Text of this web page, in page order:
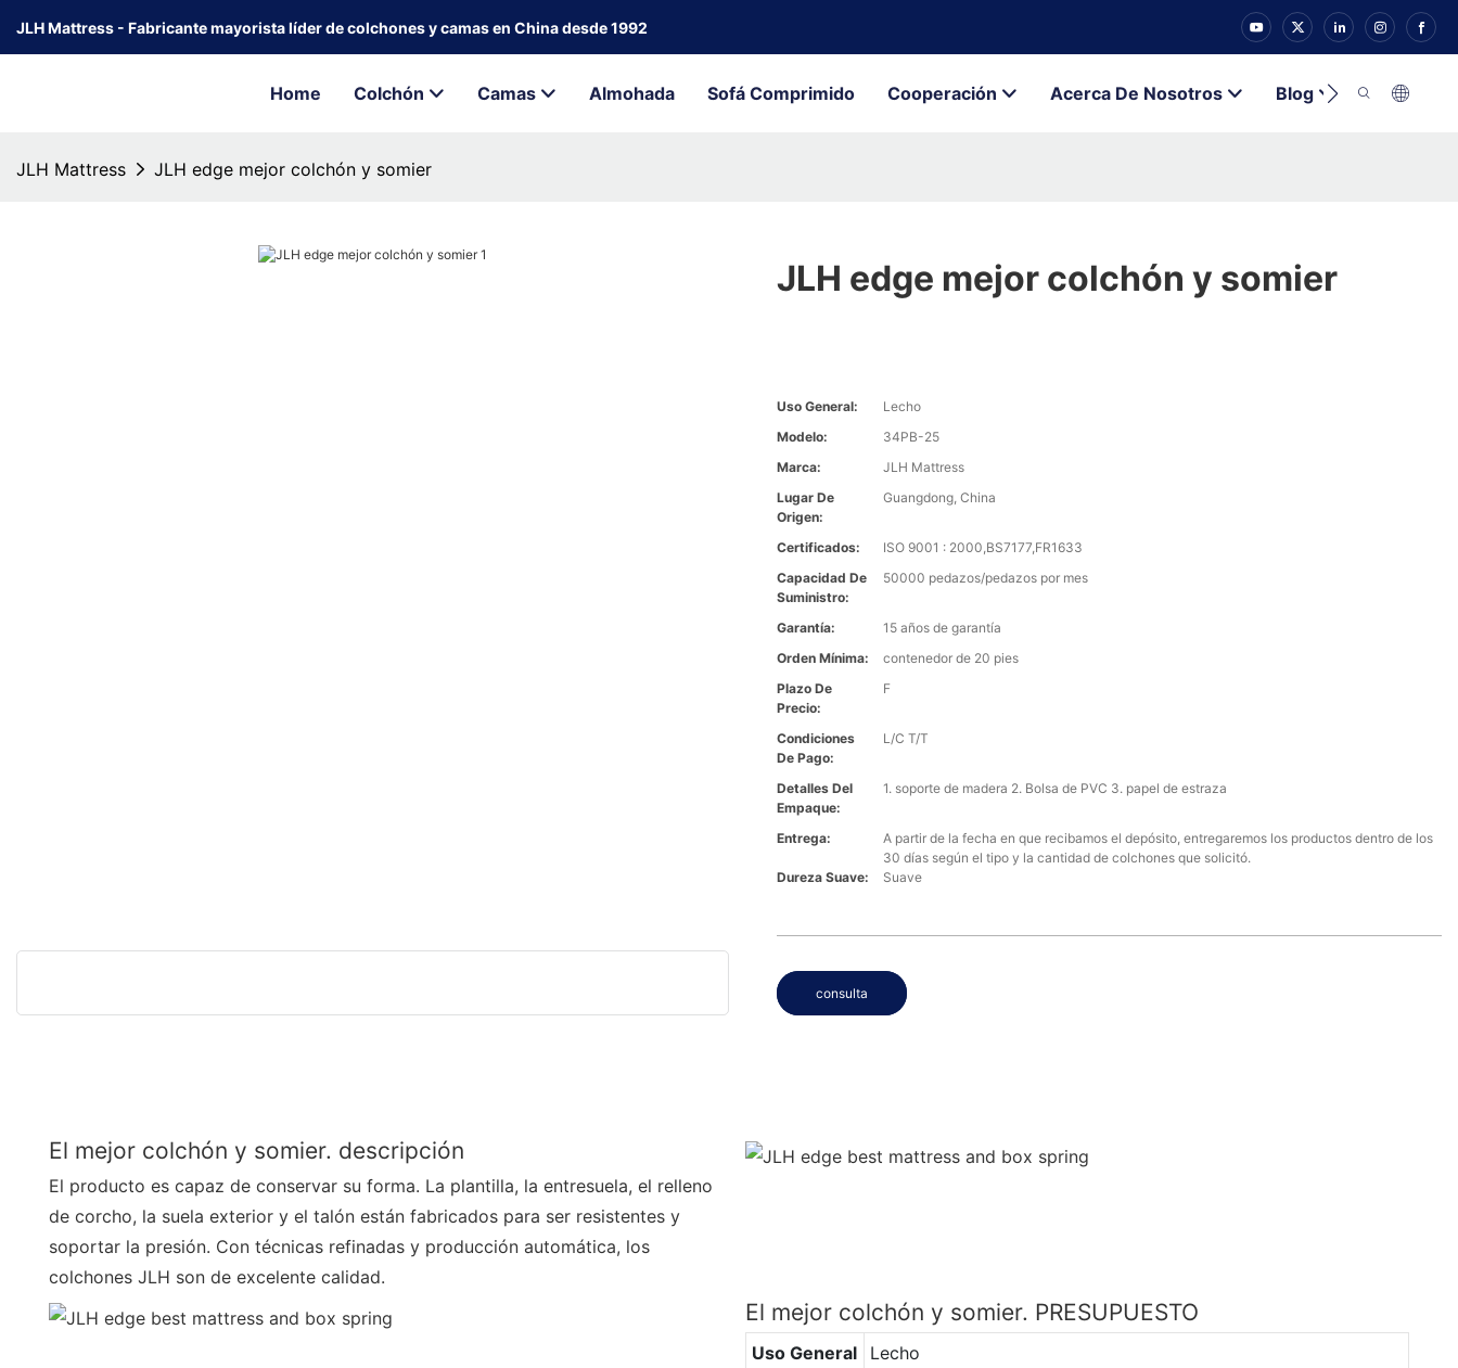
JLH Mattress - Fabricante mayorista líder de colchones y camas en China desde 1992
Home Colchón Camas Almohada Sofá Comprimido Cooperación Acerca De Nosotros Blog Contacto
JLH Mattress JLH edge mejor colchón y somier
JLH edge mejor colchón y somier
Uso General:
Lecho
Modelo:
34PB-25
Marca:
JLH Mattress
Lugar De
Origen:
Guangdong, China
Certificados:
ISO 9001 : 2000,BS7177,FR1633
Capacidad De
Suministro:
50000 pedazos/pedazos por mes
Garantía:
15 años de garantía
Orden Mínima:
contenedor de 20 pies
Plazo De
Precio:
F
Condiciones
De Pago:
L/C T/T
Detalles Del
Empaque:
1. soporte de madera 2. Bolsa de PVC 3. papel de estraza
Entrega:
A partir de la fecha en que recibamos el depósito, entregaremos los productos dentro de los
30 días según el tipo y la cantidad de colchones que solicitó.
Dureza Suave:
Suave
consulta
El mejor colchón y somier. descripción
El producto es capaz de conservar su forma. La plantilla, la entresuela, el relleno
de corcho, la suela exterior y el talón están fabricados para ser resistentes y
soportar la presión. Con técnicas refinadas y producción automática, los
colchones JLH son de excelente calidad.
El mejor colchón y somier. PRESUPUESTO
Uso General
Lecho